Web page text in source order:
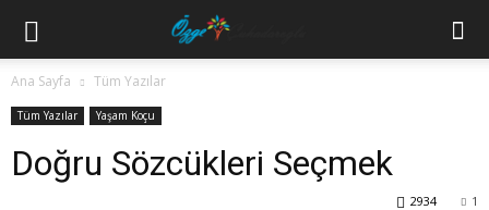
Ana Sayfa Tüm Yazılar
Tüm Yazılar Yaşam Koçu
Doğru Sözcükleri Seçmek
1
2934